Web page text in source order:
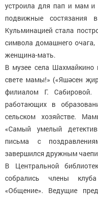
устроила для пап и мам и
подвижные состязания
Кульминацией стала
символа домашнего очага,
женщина-мать.
В музее села Шахмайкино
свете мамы!» («Яшәсен
филиалом Г.
работающих в
сельском хозяйстве.
«Самый умелый
письма с
завершился дружным
В Центральной
собрались члены клуба
«Общение». Ведущие